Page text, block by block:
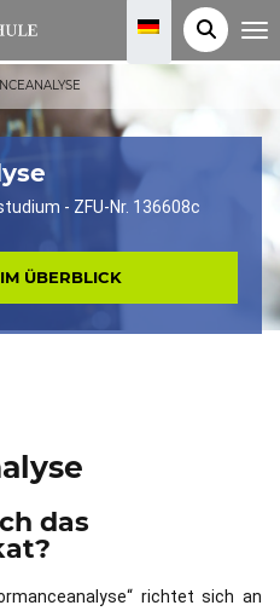
T
g
- ZFU-Nr. 136608c
ÜBERBLICK
das
richtet sich an